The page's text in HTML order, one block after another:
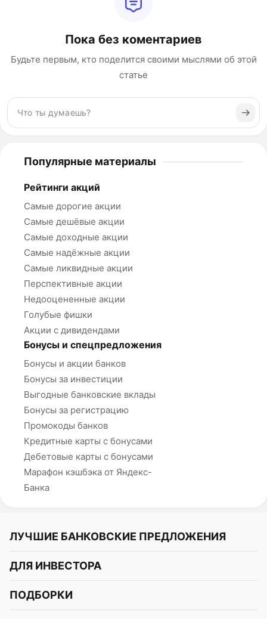
Пока без коментариев
Будьте первым, кто поделится своими мыслями об этой
статье
Популярные материалы
Рейтинги акций
Самые дорогие акции
Самые дешёвые акции
Самые доходные акции
Самые надёжные акции
Самые ликвидные акции
Перспективные акции
Недооцененные акции
Голубые фишки
Акции с дивидендами
Бонусы и спецпредложения
Бонусы и акции банков
Бонусы за инвестиции
Выгодные банковские вклады
Бонусы за регистрацию
Промокоды банков
Кредитные карты с бонусами
Дебетовые карты с бонусами
Марафон кэшбэка от Яндекс-
Банка
ЛУЧШИЕ БАНКОВСКИЕ ПРЕДЛОЖЕНИЯ
Альфа-Банк
СБЕР
ДЛЯ ИНВЕСТОРА
Курс акций
ПОДБОРКИ